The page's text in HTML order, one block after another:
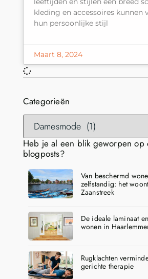
Categorieën
Heb je al een blik geworpen op
blogposts?
Van beschermd
zelfstandig: het
Zaanstreek
De ideale laminaat
wonen in
Rugklachten
gerichte therapie
kleding en accessoires kunnen
hun persoonlijke stijl
Maart 8, 2024